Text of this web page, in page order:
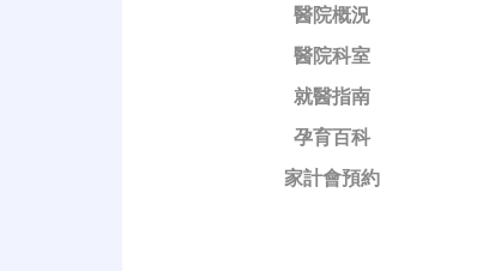
醫院概況
醫院科室
就醫指南
孕育百科
家計會預約